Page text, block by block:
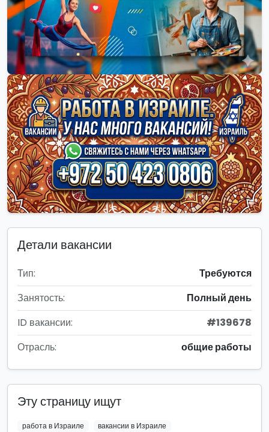
Детали вакансии
Тип:
Требуются
Занятость:
Полный день
ID вакансии:
#139678
Отрасль:
общие работы
Эту страницу ищут
работа в Израиле
вакансии в Израиле